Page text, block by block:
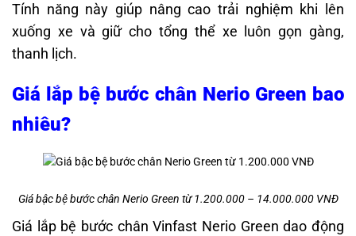
Tính năng này giúp nâng cao trải nghiệm khi lên
xuống xe và giữ cho tổng thể xe luôn gọn gàng,
thanh lịch.
Giá lắp bệ bước chân Nerio Green bao
nhiêu?
Giá bậc bệ bước chân Nerio Green từ 1.200.000 – 14.000.000 VNĐ
Giá lắp bệ bước chân Vinfast Nerio Green dao động